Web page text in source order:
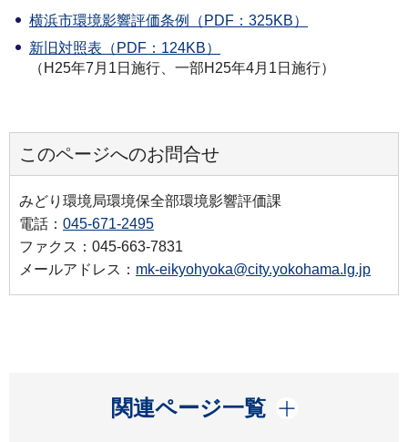
横浜市環境影響評価条例（PDF：325KB）
新旧対照表（PDF：124KB）
（H25年7月1日施行、一部H25年4月1日施行）
このページへのお問合せ
みどり環境局環境保全部環境影響評価課
電話： 045-671-2495
ファクス：045-663-7831
メールアドレス： mk-eikyohyoka@city.yokohama.lg.jp
関連ページ一覧
開く